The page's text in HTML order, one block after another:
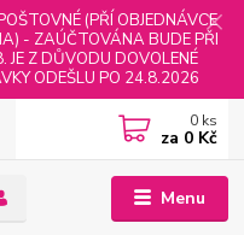
(PŘÍ OBJEDNÁVCE
- ZAÚČTOVÁNA BUDE PŘI
Z DŮVODU DOVOLENÉ
ODEŠLU PO 24.8.2026
Menu
0 ks
za 0 Kč